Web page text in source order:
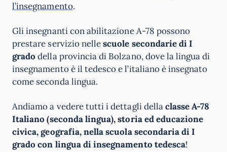
l’insegnamento.
Gli insegnanti con abilitazione A-78 possono
prestare servizio nellescuole secondarie di I
grado della provincia di Bolzano, dove la lingua di
insegnamento è il tedesco e l’italiano è insegnato
come seconda lingua.
Andiamo a vedere tutti i dettagli dellaclasse A-78
Italiano (seconda lingua), storia ed educazione
civica, geografia, nella scuola secondaria di I
grado con lingua di insegnamento tedesca!